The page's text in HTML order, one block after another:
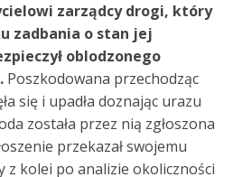
zarządcy drogi, który
zadbania o stan jej
oblodzonego
Poszkodowana przechodząc
się i upadła doznając urazu
została przez nią zgłoszona
przekazał swojemu
z kolei po analizie okoliczności